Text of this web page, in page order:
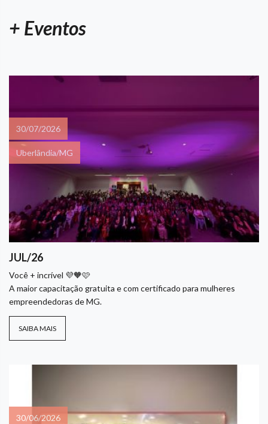
+ Eventos
30/07/2026
Uberlândia/MG
JUL/26
Você + incrível 💜🧡🩷
A maior capacitação gratuita e com certificado para mulheres
empreendedoras de MG.
SAIBA MAIS
30/06/2026